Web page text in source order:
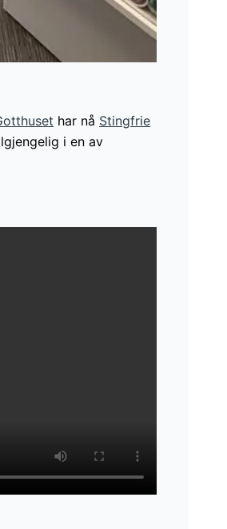
har nå Stingfrie
i en av